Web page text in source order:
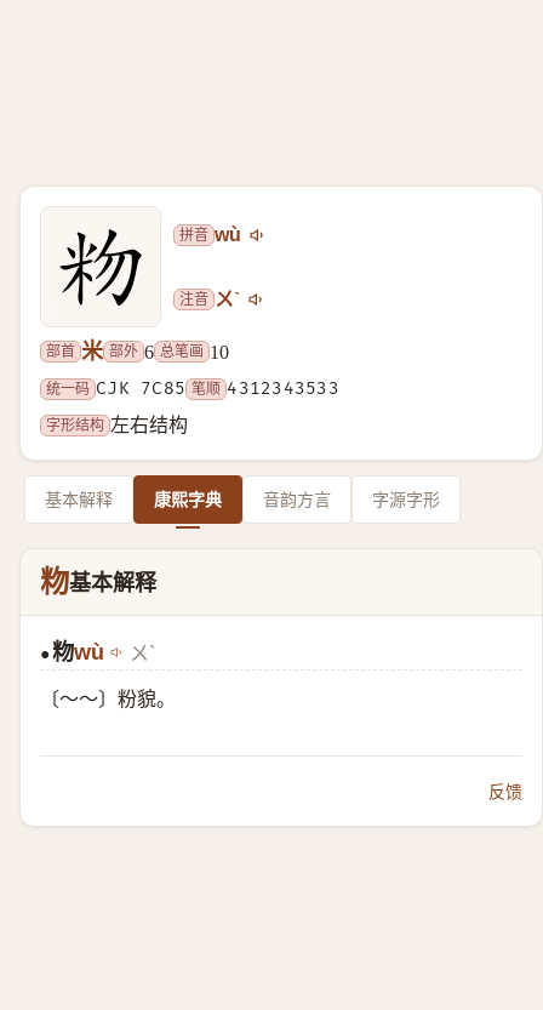
拼音 wù
注音 ㄨˋ
部首 米 部外 6 总笔画 10
统一码 CJK 7C85 笔顺 4312343533
字形结构 左右结构
基本解释 康熙字典 音韵方言 字源字形
粅基本解释
●粅wù ㄨˋ
〔～～〕粉貌。
反馈